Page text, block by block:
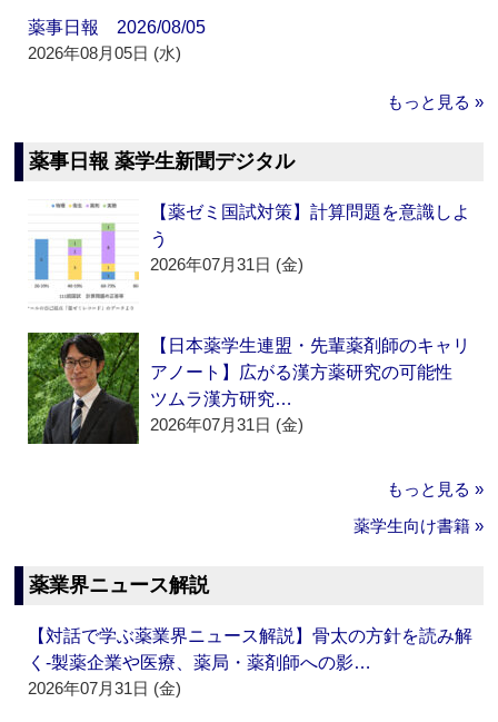
薬事日報 2026/08/05
2026年08月05日 (水)
もっと見る »
薬事日報 薬学生新聞デジタル
【薬ゼミ国試対策】計算問題を意識しよ
う
2026年07月31日 (金)
【日本薬学生連盟・先輩薬剤師のキャリ
アノート】広がる漢方薬研究の可能性
ツムラ漢方研究…
2026年07月31日 (金)
もっと見る »
薬学生向け書籍 »
薬業界ニュース解説
【対話で学ぶ薬業界ニュース解説】骨太の方針を読み解
く‐製薬企業や医療、薬局・薬剤師への影…
2026年07月31日 (金)